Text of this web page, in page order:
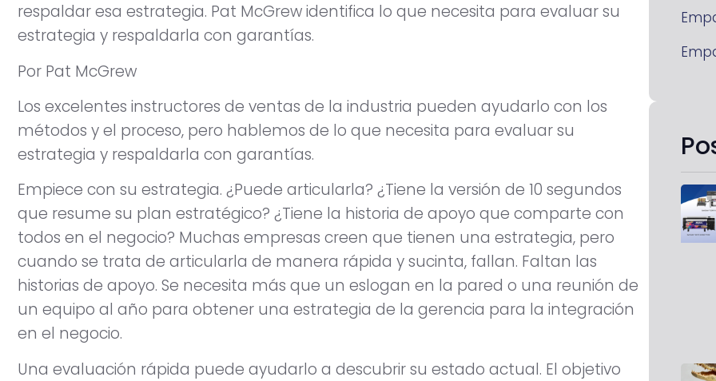
respaldar esa estrategia. Pat McGrew identifica lo que necesita para evaluar su
estrategia y respaldarla con garantías.
Por Pat McGrew
Los excelentes instructores de ventas de la industria pueden ayudarlo con los
métodos y el proceso, pero hablemos de lo que necesita para evaluar su
estrategia y respaldarla con garantías.
Empiece con su estrategia. ¿Puede articularla? ¿Tiene la versión de 10 segundos
que resume su plan estratégico? ¿Tiene la historia de apoyo que comparte con
todos en el negocio? Muchas empresas creen que tienen una estrategia, pero
cuando se trata de articularla de manera rápida y sucinta, fallan. Faltan las
historias de apoyo. Se necesita más que un eslogan en la pared o una reunión de
un equipo al año para obtener una estrategia de la gerencia para la integración
en el negocio.
Una evaluación rápida puede ayudarlo a descubrir su estado actual. El objetivo